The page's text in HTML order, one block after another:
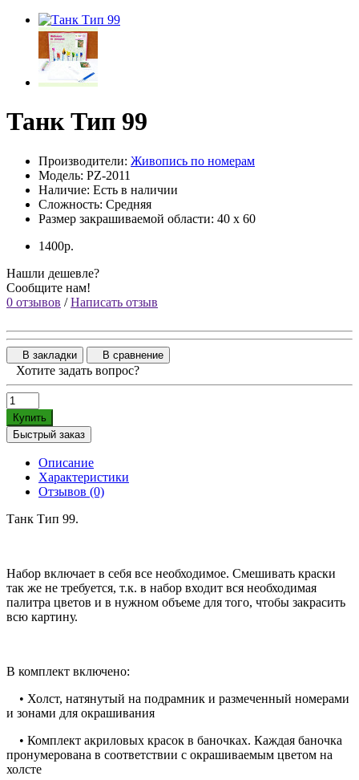
Танк Тип 99
Производители: Живопись по номерам
Модель: PZ-2011
Наличие: Есть в наличии
Сложность: Средняя
Размер закрашиваемой области: 40 x 60
1400р.
Нашли дешевле?
Сообщите нам!
0 отзывов /Написать отзыв
В закладки В сравнение
Хотите задать вопрос?
Купить
Быстрый заказ
Описание
Характеристики
Отзывов (0)
Танк Тип 99.
Набор включает в себя все необходимое. Смешивать краски
так же не требуется, т.к. в набор входит вся необходимая
палитра цветов и в нужном объеме для того, чтобы закрасить
всю картину.
В комплект включено:
• Холст, натянутый на подрамник и размеченный номерами
и зонами для окрашивания
• Комплект акриловых красок в баночках. Каждая баночка
пронумерована в соответствии с окрашиваемым цветом на
холсте